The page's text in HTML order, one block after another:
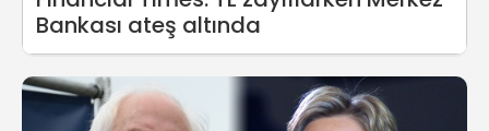
Bankası ateş altında